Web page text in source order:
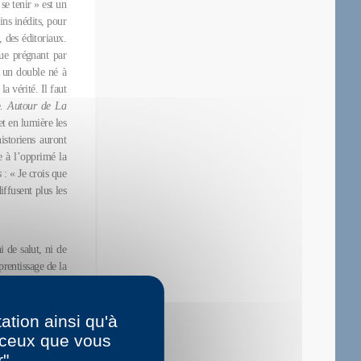
tenir » est un
inédits, pour
des éditoriaux.
prégnant par
double né à
la vérité. Il faut
Autour de La
en lumière les
auront
à l’opprimé la
: « Je crois que
plus les
de salut, ni de
de la
comment elleainsi qu'à
que vous